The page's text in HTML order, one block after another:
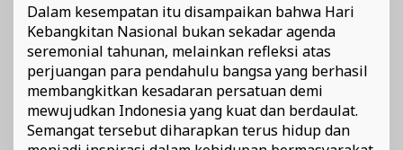
Dalam kesempatan itu disampaikan bahwa Hari
Kebangkitan Nasional bukan sekadar agenda
seremonial tahunan, melainkan refleksi atas
perjuangan para pendahulu bangsa yang berhasil
membangkitkan kesadaran persatuan demi
mewujudkan Indonesia yang kuat dan berdaulat.
Semangat tersebut diharapkan terus hidup dan